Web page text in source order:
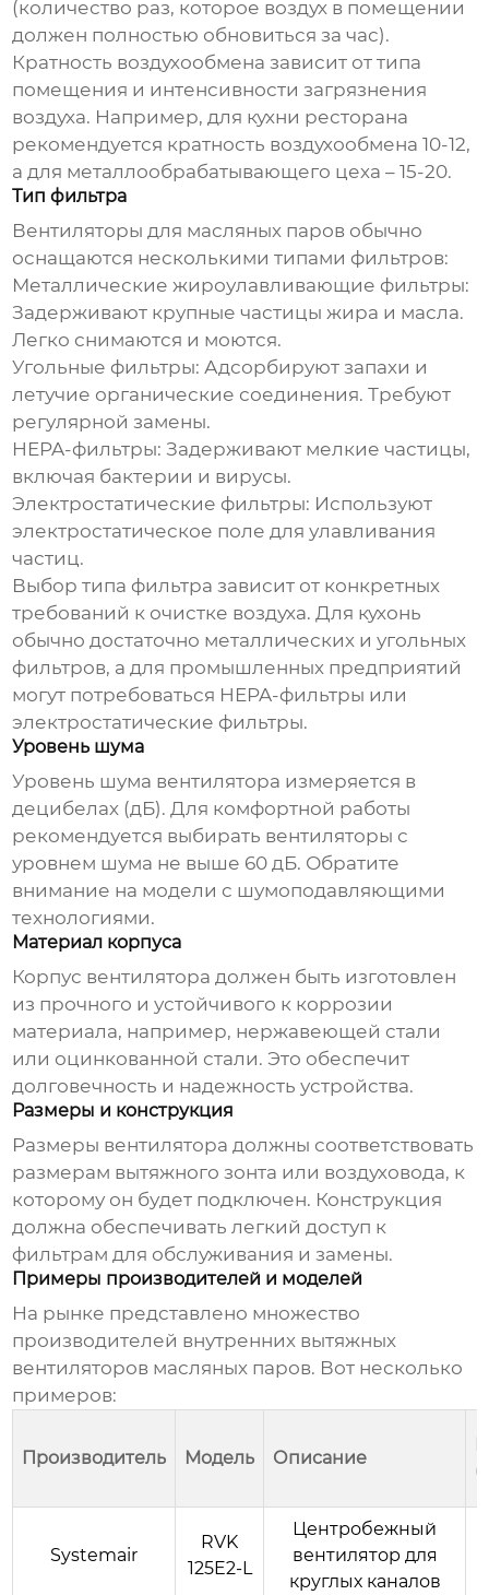
(количество раз, которое воздух в помещении
должен полностью обновиться за час).
Кратность воздухообмена зависит от типа
помещения и интенсивности загрязнения
воздуха. Например, для кухни ресторана
рекомендуется кратность воздухообмена 10-12,
а для металлообрабатывающего цеха – 15-20.
Тип фильтра
Вентиляторы для масляных паров обычно
оснащаются несколькими типами фильтров:
Металлические жироулавливающие фильтры:
Задерживают крупные частицы жира и масла.
Легко снимаются и моются.
Угольные фильтры: Адсорбируют запахи и
летучие органические соединения. Требуют
регулярной замены.
HEPA-фильтры: Задерживают мелкие частицы,
включая бактерии и вирусы.
Электростатические фильтры: Используют
электростатическое поле для улавливания
частиц.
Выбор типа фильтра зависит от конкретных
требований к очистке воздуха. Для кухонь
обычно достаточно металлических и угольных
фильтров, а для промышленных предприятий
могут потребоваться HEPA-фильтры или
электростатические фильтры.
Уровень шума
Уровень шума вентилятора измеряется в
децибелах (дБ). Для комфортной работы
рекомендуется выбирать вентиляторы с
уровнем шума не выше 60 дБ. Обратите
внимание на модели с шумоподавляющими
технологиями.
Материал корпуса
Корпус вентилятора должен быть изготовлен
из прочного и устойчивого к коррозии
материала, например, нержавеющей стали
или оцинкованной стали. Это обеспечит
долговечность и надежность устройства.
Размеры и конструкция
Размеры вентилятора должны соответствовать
размерам вытяжного зонта или воздуховода, к
которому он будет подключен. Конструкция
должна обеспечивать легкий доступ к
фильтрам для обслуживания и замены.
Примеры производителей и моделей
На рынке представлено множество
производителей внутренних вытяжных
вентиляторов масляных паров. Вот несколько
примеров:
Производитель Модель Описание
Systemair
RVK
125E2-L
Центробежный
вентилятор для
круглых каналов